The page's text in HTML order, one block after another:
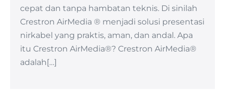
cepat dan tanpa hambatan teknis. Di sinilah
Crestron AirMedia ® menjadi solusi presentasi
nirkabel yang praktis, aman, dan andal. Apa
itu Crestron AirMedia®? Crestron AirMedia®
adalah[…]